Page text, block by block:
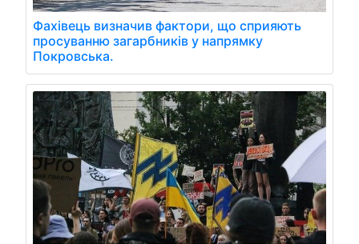
Фахівець визначив фактори, що сприяють
просуванню загарбників у напрямку
Покровська.